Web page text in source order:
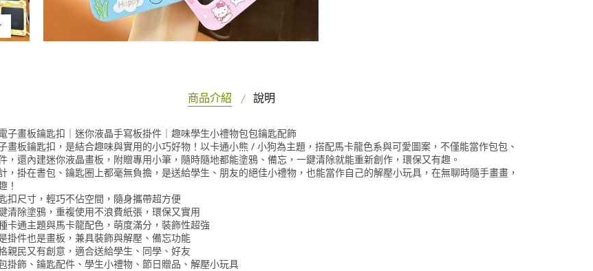
商品介紹 說明
子畫板鑰匙扣｜迷你液晶手寫板掛件｜趣味學生小禮物包包鑰匙配飾
畫板鑰匙扣，是結合趣味與實用的小巧好物！以卡通小熊 / 小狗為主題，搭配馬卡龍色系與可愛圖案，不僅能當作包包、
，還內建迷你液晶畫板，附贈專用小筆，隨時隨地都能塗鴉、備忘，一鍵清除就能重新創作，環保又有趣。
，掛在書包、鑰匙圈上都毫無負擔，是送給學生、朋友的絕佳小禮物，也能當作自己的解壓小玩具，在無聊時隨手畫畫，
！
扣尺寸，輕巧不佔空間，隨身攜帶超方便
清除塗鴉，重複使用不浪費紙張，環保又實用
卡通主題與馬卡龍配色，萌度滿分，裝飾性超強
掛件也是畫板，兼具裝飾與解壓、備忘功能
親民又有創意，適合送給學生、同學、好友
掛飾、鑰匙配件、學生小禮物、節日贈品、解壓小玩具